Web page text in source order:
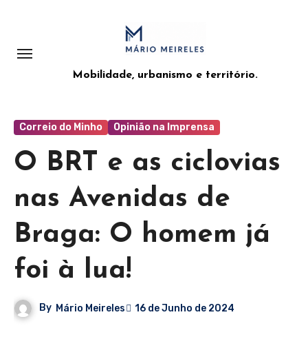
Mobilidade, urbanismo e território.
Correio do Minho Opinião na Imprensa
O BRT e as ciclovias
nas Avenidas de
Braga: O homem já
foi à lua!
By Mário Meireles 16 de Junho de 2024